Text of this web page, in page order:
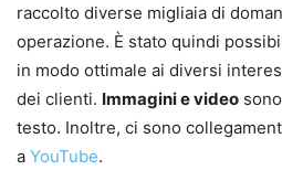
raccolto diverse migliaia di
operazione. È stato quindi
in modo ottimale ai diversi
dei clienti. Immagini e video
testo. Inoltre, ci sono
a YouTube.